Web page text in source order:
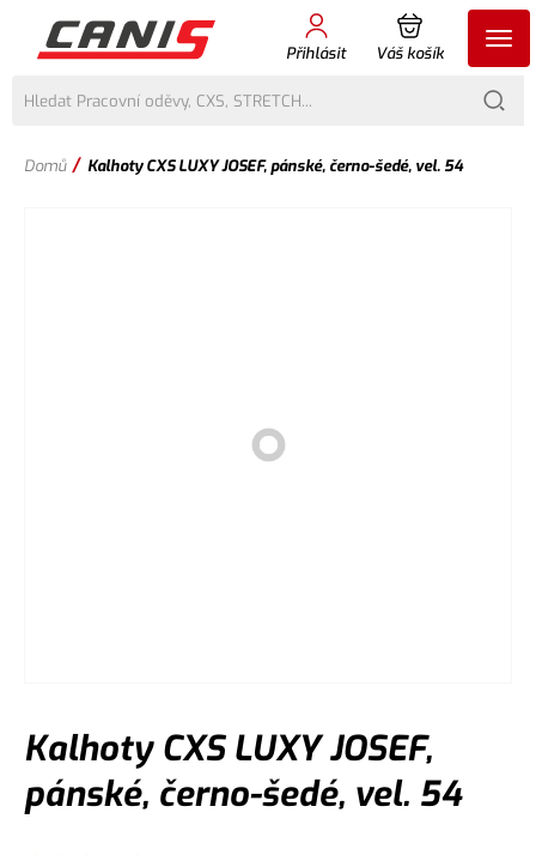
Přihlásit Váš košík
Domů / Kalhoty CXS LUXY JOSEF, pánské, černo-šedé, vel. 54
Kalhoty CXS LUXY JOSEF,
pánské, černo-šedé, vel. 54